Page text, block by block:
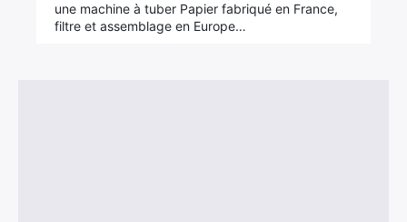
une machine à tuber Papier fabriqué en France,
filtre et assemblage en Europe…